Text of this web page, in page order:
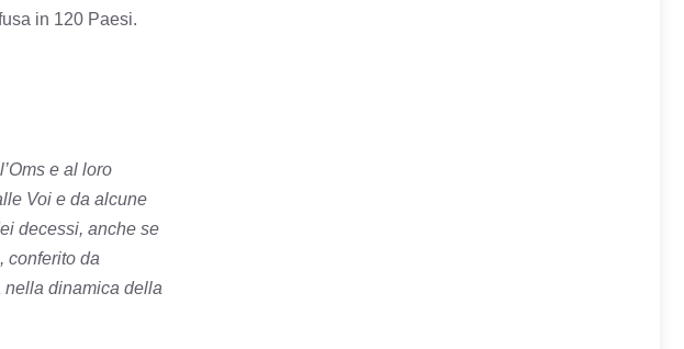
in 120 Paesi.
e al loro
Voi e da alcune
decessi, anche se
conferito da
nella dinamica della